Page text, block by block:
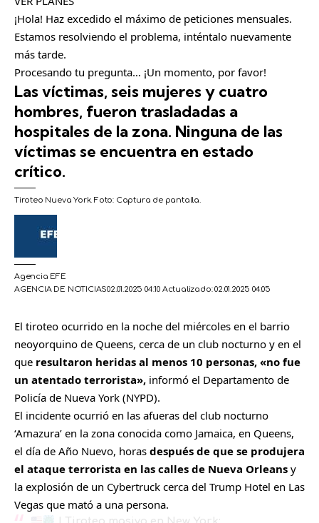
¡Hola! Haz excedido el máximo de peticiones mensuales.
Estamos resolviendo el problema, inténtalo nuevamente
más tarde.
Procesando tu pregunta… ¡Un momento, por favor!
Las víctimas, seis mujeres y cuatro
hombres, fueron trasladadas a
hospitales de la zona. Ninguna de las
víctimas se encuentra en estado
crítico.
Tiroteo Nueva York. Foto: Captura de pantalla.
Agencia EFE
AGENCIA DE NOTICIAS02.01.2025 04:10 Actualizado: 02.01.2025 04:05
El tiroteo ocurrido en la noche del miércoles en el barrio
neoyorquino de Queens, cerca de un club nocturno y en el
que resultaron heridas al menos 10 personas, «no fue
un atentado terrorista», informó el Departamento de
Policía de Nueva York (NYPD).
El incidente ocurrió en las afueras del club nocturno
‘Amazura’ en la zona conocida como Jamaica, en Queens,
el día de Año Nuevo, horas después de que se produjera
el ataque terrorista en las calles de Nueva Orleans y
la explosión de un Cybertruck cerca del Trump Hotel en Las
Vegas que mató a una persona.